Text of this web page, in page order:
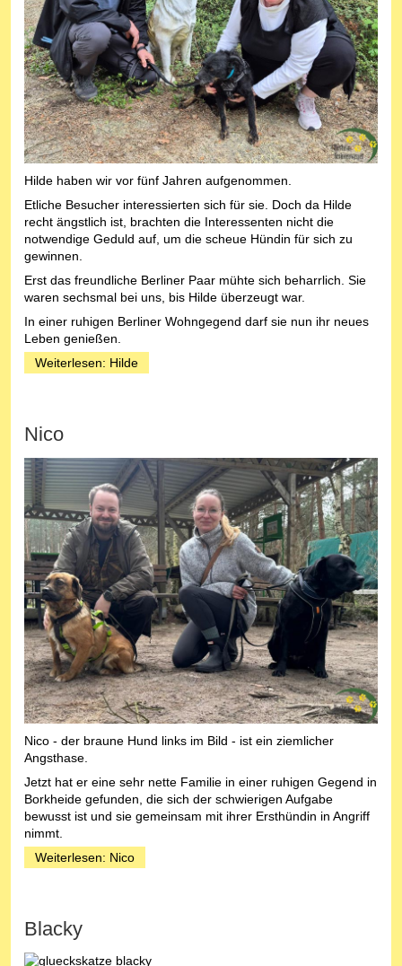
Hilde haben wir vor fünf Jahren aufgenommen.
Etliche Besucher interessierten sich für sie. Doch da Hilde
recht ängstlich ist, brachten die Interessenten nicht die
notwendige Geduld auf, um die scheue Hündin für sich zu
gewinnen.
Erst das freundliche Berliner Paar mühte sich beharrlich. Sie
waren sechsmal bei uns, bis Hilde überzeugt war.
In einer ruhigen Berliner Wohngegend darf sie nun ihr neues
Leben genießen.
Weiterlesen: Hilde
Nico
Nico - der braune Hund links im Bild - ist ein ziemlicher
Angsthase.
Jetzt hat er eine sehr nette Familie in einer ruhigen Gegend in
Borkheide gefunden, die sich der schwierigen Aufgabe
bewusst ist und sie gemeinsam mit ihrer Ersthündin in Angriff
nimmt.
Weiterlesen: Nico
Blacky